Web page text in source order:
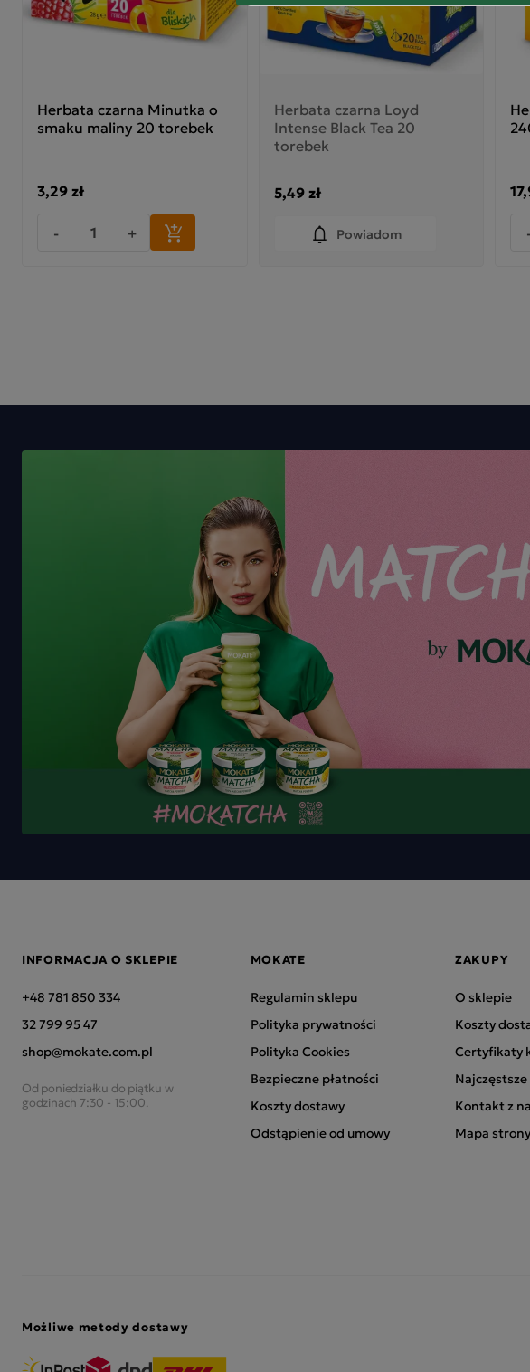
Herbata czarna Minutka o
smaku maliny 20 torebek
3,29 zł
-
+
Herbata czarna Loyd
Intense Black Tea 20
torebek
5,49 zł
Powiadom
INFORMACJA O SKLEPIE
+48 781 850 334
32 799 95 47
shop@mokate.com.pl
Od poniedziałku do piątku w
godzinach 7:30 - 15:00.
MOKATE
Regulamin sklepu
Polityka prywatności
Polityka Cookies
Bezpieczne płatności
Koszty dostawy
Odstąpienie od umowy
ZAKUPY
O sklepie
Koszty
Certyfikaty
Kontakt z
Mapa strony
Możliwe metody dostawy